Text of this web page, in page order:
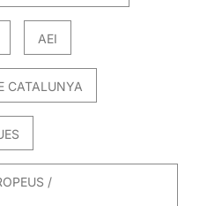
AEI
CATALUNYA
/